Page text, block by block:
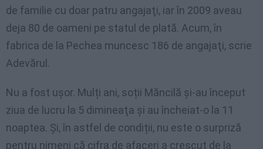
de familie cu doar patru angajaţi, iar în 2009 aveau
deja 80 de oameni pe statul de plată. Acum, în
fabrica de la Pechea muncesc 186 de angajaţi, scrie
Adevărul.
Nu a fost ușor. Mulți ani, soții Măncilă şi-au început
ziua de lucru la 5 dimineaţa şi au încheiat-o la 11
noaptea. Și, în astfel de condiții, nu este o surpriză
pentru nimeni că cifra de afaceri a crescut de la